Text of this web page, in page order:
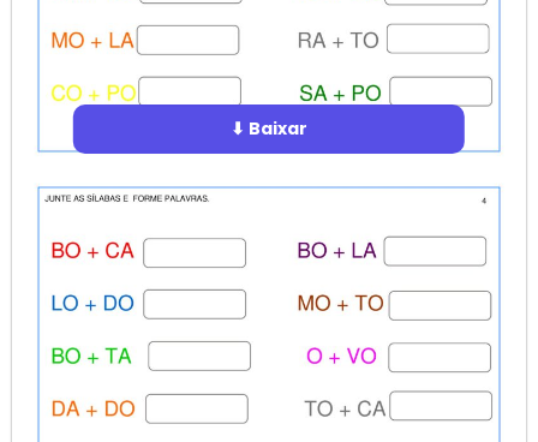
⬇ Baixar